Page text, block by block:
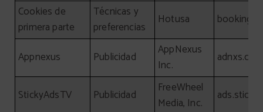
Cookies de
primera parte
Técnicas y
preferencias
Hotusa booking-
Appnexus Publicidad
AppNexus
Inc.
adnxs.com
StickyAdsTV Publicidad
FreeWheel
Media, Inc.